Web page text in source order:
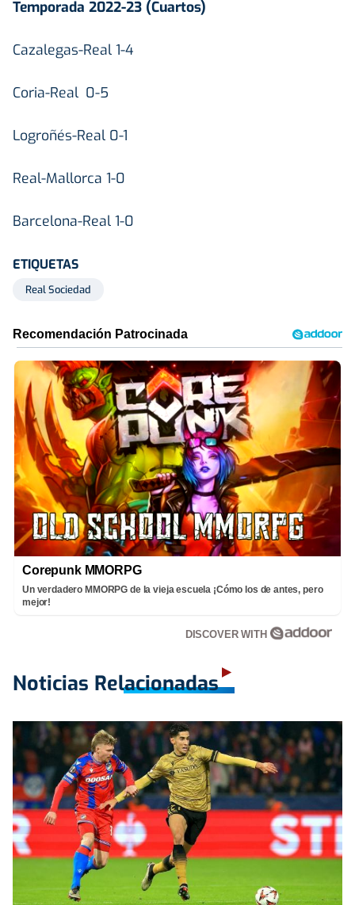
Temporada 2022-23 (Cuartos)
Cazalegas-Real 1-4
Coria-Real 0-5
Logroñés-Real 0-1
Real-Mallorca 1-0
Barcelona-Real 1-0
ETIQUETAS
Real Sociedad
Corepunk MMORPG
Un verdadero MMORPG de la vieja escuela ¡Cómo los de antes, pero
mejor!
DISCOVER WITH
Noticias Relacionadas